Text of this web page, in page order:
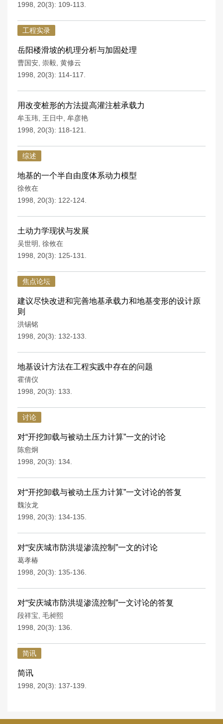
1998, 20(3): 109-113.
工程实录
岳阳楼滑坡的机理分析与加固处理
曹国安 崇毅 黄修云
1998, 20(3): 114-117.
用改变桩形的方法提高灌注桩承载力
牟玉玮 王日中
牟彦艳
1998, 20(3): 118-121.
综述
地基的一个半自由度体系动力模型
徐攸在
1998, 20(3): 122-124.
土动力学现状与发展
吴世明
徐攸在
1998, 20(3): 125-131.
焦点论坛
建议尽快改进和完善地基承载力和地基变形的设计原
则
洪锡铭
1998, 20(3): 132-133.
地基设计方法在工程实践中存在的问题
霍倩仪
1998, 20(3): 133.
讨论
对“开挖卸载与被动土压力计算”一文的讨论
陈愈炯
1998, 20(3): 134.
对“开挖卸载与被动土压力计算”一文讨论的答复
魏汝龙
1998, 20(3): 134-135.
对“安庆城市防洪堤渗流控制”一文的讨论
葛孝椿
1998, 20(3): 135-136.
对“安庆城市防洪堤渗流控制”一文讨论的答复
段祥宝 毛昶熙
1998, 20(3): 136.
简讯
简讯
1998, 20(3): 137-139.